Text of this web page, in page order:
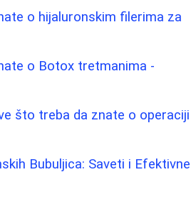
o hijaluronskim filerima za
o Botox tretmanima -
što treba da znate o operaciji
Bubuljica: Saveti i Efektivne